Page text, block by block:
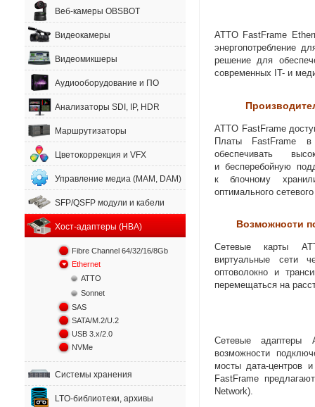
Веб-камеры OBSBOT
Видеокамеры
Видеомикшеры
Аудиооборудование и ПО
Анализаторы SDI, IP, HDR
Маршрутизаторы
Цветокоррекция и VFX
Управление медиа (MAM, DAM)
SFP/QSFP модули и кабели
Хост-адаптеры (HBA)
Fibre Channel 64/32/16/8Gb
Ethernet
ATTO
Sonnet
SAS
SATA/M.2/U.2
USB 3.x/2.0
NVMe
Системы хранения
LTO-библиотеки, архивы
ATTO FastFrame
энергопотребление
решение для
современных IT- и
ATTO FastFrame
Платы FastFrame в
обеспечивать
и бесперебойную
к блочному
оптимального
Возможности
Сетевые карты
виртуальные сети
оптоволокно и
перемещаться на
Сетевые адаптеры
возможности
мостыдата-центров и
FastFrame
Network).